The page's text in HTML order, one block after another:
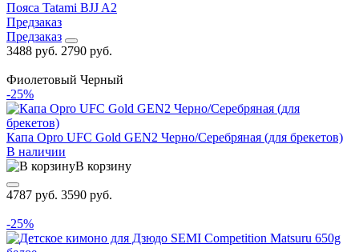
Пояса Tatami BJJ A2
Предзаказ
Предзаказ
3488 руб. 2790 руб.
Фиолетовый Черный
-25%
Капа Opro UFC Gold GEN2 Черно/Серебряная (для брекетов)
В наличии
В корзину
4787 руб. 3590 руб.
-25%